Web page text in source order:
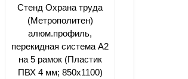
Стенд Охрана труда
(Метрополитен)
алюм.профиль,
перекидная система А2
на 5 рамок (Пластик
ПВХ 4 мм; 850х1100)